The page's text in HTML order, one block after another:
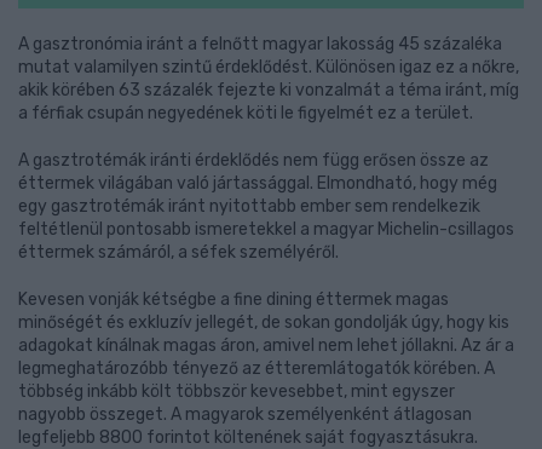
A gasztronómia iránt a felnőtt magyar lakosság 45 százaléka
mutat valamilyen szintű érdeklődést. Különösen igaz ez a nőkre,
akik körében 63 százalék fejezte ki vonzalmát a téma iránt, míg
a férfiak csupán negyedének köti le figyelmét ez a terület.
A gasztrotémák iránti érdeklődés nem függ erősen össze az
éttermek világában való jártassággal. Elmondható, hogy még
egy gasztrotémák iránt nyitottabb ember sem rendelkezik
feltétlenül pontosabb ismeretekkel a magyar Michelin-csillagos
éttermek számáról, a séfek személyéről.
Kevesen vonják kétségbe a fine dining éttermek magas
minőségét és exkluzív jellegét, de sokan gondolják úgy, hogy kis
adagokat kínálnak magas áron, amivel nem lehet jóllakni. Az ár a
legmeghatározóbb tényező az étteremlátogatók körében. A
többség inkább költ többször kevesebbet, mint egyszer
nagyobb összeget. A magyarok személyenként átlagosan
legfeljebb 8800 forintot költenének saját fogyasztásukra.